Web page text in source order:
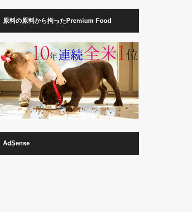
原料の原料から拘ったPremium Food
AdSense